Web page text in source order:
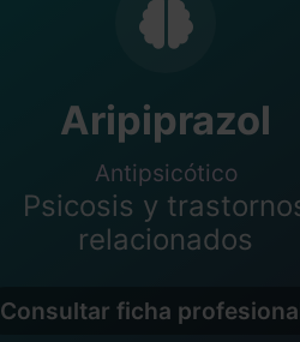
Aripiprazol
Antipsicótico
Psicosis y
relacionados
Consultar ficha